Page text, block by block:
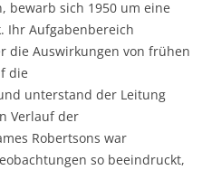
bewarb sich 1950 um eine
Ihr Aufgabenbereich
die Auswirkungen von frühen
die
unterstand der Leitung
Verlauf der
Robertsons war
so beeindruckt,